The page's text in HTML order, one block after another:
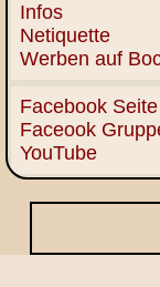
Infos
Netiquette
Werben auf
Facebook Seite
Faceook
YouTube